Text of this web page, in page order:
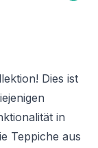
Dies ist
in
Teppiche aus